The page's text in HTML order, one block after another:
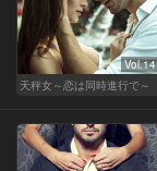
Vol.14
天秤女～恋は同時進行で～